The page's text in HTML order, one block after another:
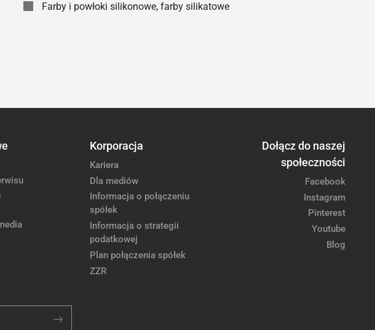
Farby i powłoki silikonowe, farby silikatowe
Korporacja
Kariera
Dla mediów
Informacja o połączeniu
spółek
Informacja o strategii
podatkowej
Plan połączenia spółek
ZZR
Dołącz do naszej
społeczności
Facebook
Instagram
Pinterest
Youtube
Blog